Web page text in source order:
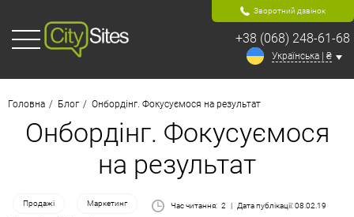
Зворотний дзвінок
+38 (068) 248-61-68
Українська | ₴
Головна Блог Онбордінг. Фокусуємося на результат
Онбордінг. Фокусуємося
на результат
Продажі Маркетинг Час читання: 2
Дата публікації: 08.02.19